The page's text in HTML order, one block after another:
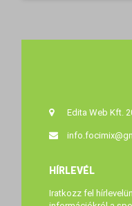
Edita Web Kft.
HÍRLEVÉL
Iratkozz fel